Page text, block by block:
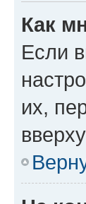
Как
Если
их,